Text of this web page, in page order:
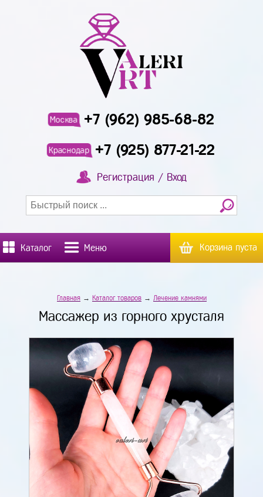
Москва +7 (962) 985-68-82
Краснодар +7 (925) 877-21-22
Регистрация / Вход
Каталог Меню Корзина пуста
Главная→ Каталог товаров→ Лечение камнями
Массажер из горного хрусталя